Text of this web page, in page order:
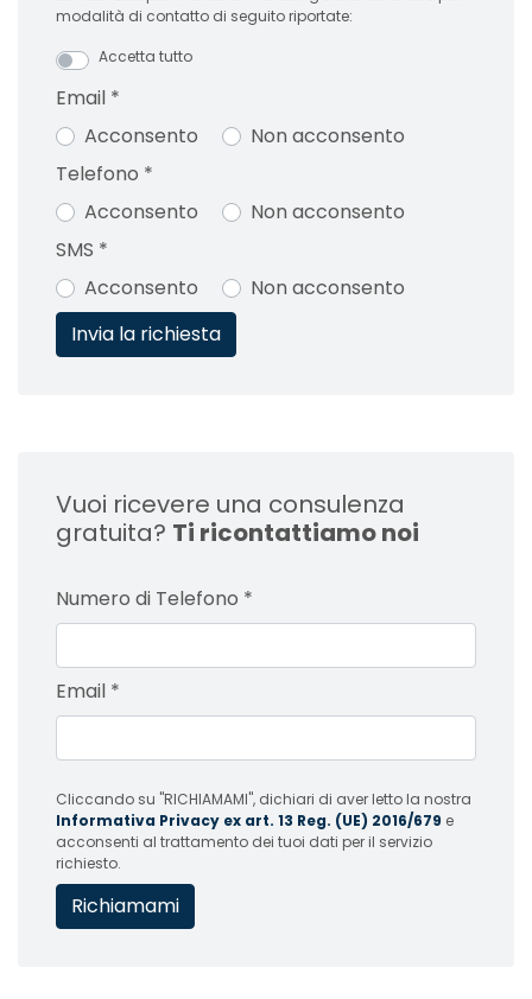
modalità di contatto di seguito riportate:
Accetta tutto
Email *
Acconsento
Non acconsento
Telefono *
Acconsento
Non acconsento
SMS *
Acconsento
Non acconsento
Vuoi ricevere una consulenza
gratuita? Ti ricontattiamo noi
Numero di Telefono *
Email *
Cliccando su "RICHIAMAMI", dichiari di aver letto la nostra
Informativa Privacy ex art. 13 Reg. (UE) 2016/679 e
acconsenti al trattamento dei tuoi dati per il servizio
richiesto.